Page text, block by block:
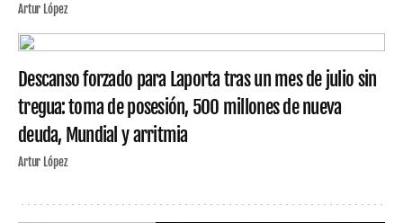
Artur López
Descanso forzado para Laporta tras un mes de julio sin
tregua: toma de posesión, 500 millones de nueva
deuda, Mundial y arritmia
Artur López